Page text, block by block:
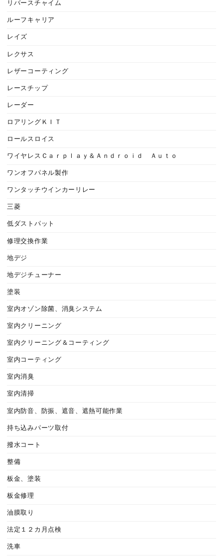
リバースチャイム
ルーフキャリア
レイズ
レクサス
レザーコーティング
レースチップ
レーダー
ロアリングＫＩＴ
ロールスロイス
ワイヤレスＣａｒｐｌａｙ＆Ａｎｄｒｏｉｄ Ａｕｔｏ
ワンオフパネル製作
ワンタッチウインカーリレー
三菱
低ダストパット
修理交換作業
地デジ
地デジチューナー
塗装
室内オゾン除菌、消臭システム
室内クリーニング
室内クリーニング＆コーティング
室内コーティング
室内消臭
室内清掃
室内防音、防振、遮音、遮熱可能作業
持ち込みパーツ取付
撥水コート
整備
板金、塗装
板金修理
油膜取り
法定１２カ月点検
洗車